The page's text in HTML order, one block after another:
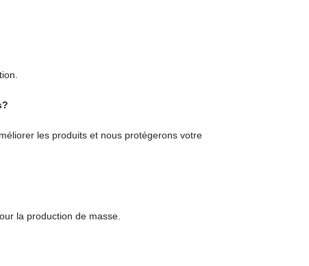
les produits et nous protégerons votre
la production de masse.